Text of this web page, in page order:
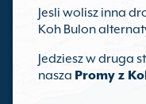
Jesli wolisz inna
Koh Bulon
Jedziesz w druga
nasza Promy z